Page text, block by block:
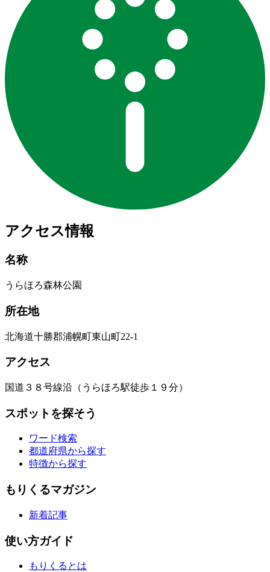
アクセス情報
名称
うらほろ森林公園
所在地
北海道十勝郡浦幌町東山町22-1
アクセス
国道３８号線沿（うらほろ駅徒歩１９分）
スポットを探そう
ワード検索
都道府県から探す
特徴から探す
もりくるマガジン
新着記事
使い方ガイド
もりくるとは